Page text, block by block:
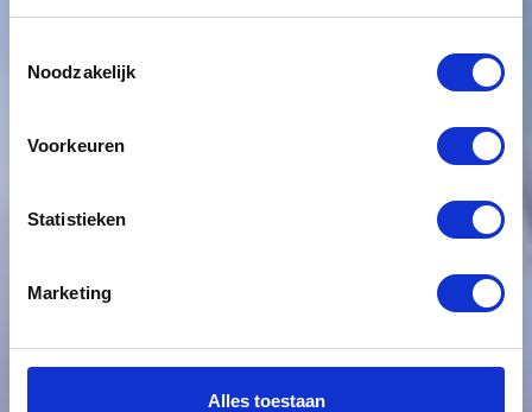
Noodzakelijk
Voorkeuren
Statistieken
Marketing
Alles toestaan